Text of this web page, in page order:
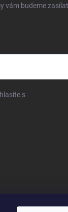
vám budeme
s